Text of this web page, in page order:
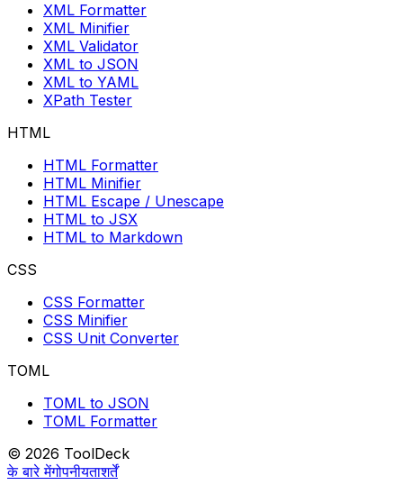
XML Formatter
XML Minifier
XML Validator
XML to JSON
XML to YAML
XPath Tester
HTML
HTML Formatter
HTML Minifier
HTML Escape / Unescape
HTML to JSX
HTML to Markdown
CSS
CSS Formatter
CSS Minifier
CSS Unit Converter
TOML
TOML to JSON
TOML Formatter
© 2026 ToolDeck
के बारे मेंगोपनीयताशर्तें